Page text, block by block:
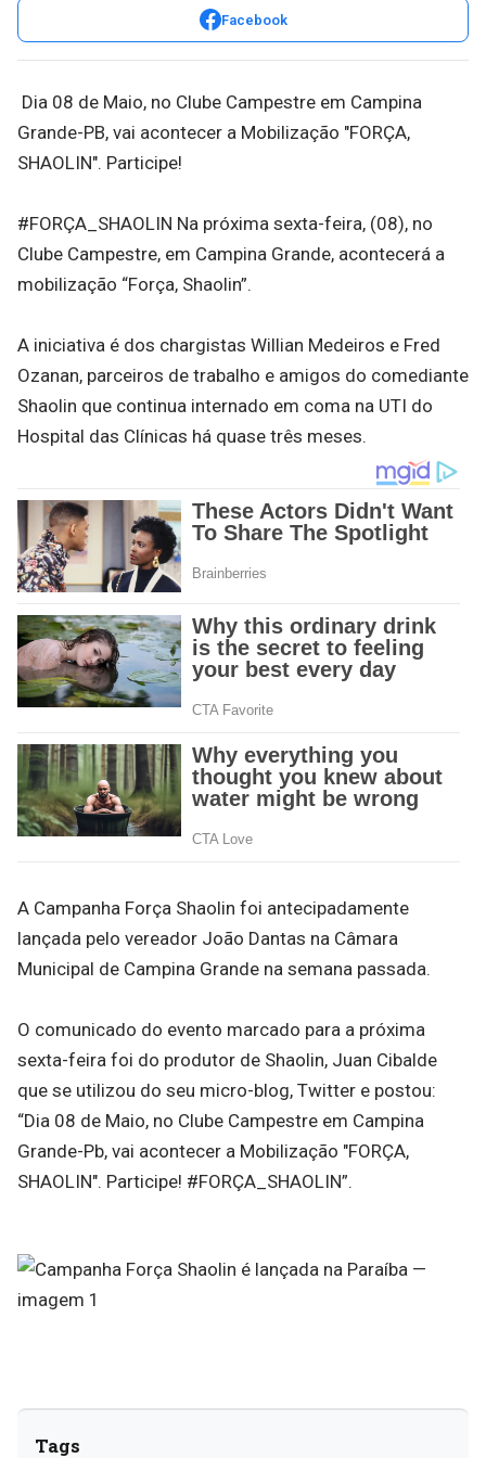
Facebook
Dia 08 de Maio, no Clube Campestre em Campina
Grande-PB, vai acontecer a Mobilização "FORÇA,
SHAOLIN". Participe!
#FORÇA_SHAOLIN Na próxima sexta-feira, (08), no
Clube Campestre, em Campina Grande, acontecerá a
mobilização “Força, Shaolin”.
A iniciativa é dos chargistas Willian Medeiros e Fred
Ozanan, parceiros de trabalho e amigos do comediante
Shaolin que continua internado em coma na UTI do
Hospital das Clínicas há quase três meses.
A Campanha Força Shaolin foi antecipadamente
lançada pelo vereador João Dantas na Câmara
Municipal de Campina Grande na semana passada.
O comunicado do evento marcado para a próxima
sexta-feira foi do produtor de Shaolin, Juan Cibalde
que se utilizou do seu micro-blog, Twitter e postou:
“Dia 08 de Maio, no Clube Campestre em Campina
Grande-Pb, vai acontecer a Mobilização "FORÇA,
SHAOLIN". Participe! #FORÇA_SHAOLIN”.
Tags